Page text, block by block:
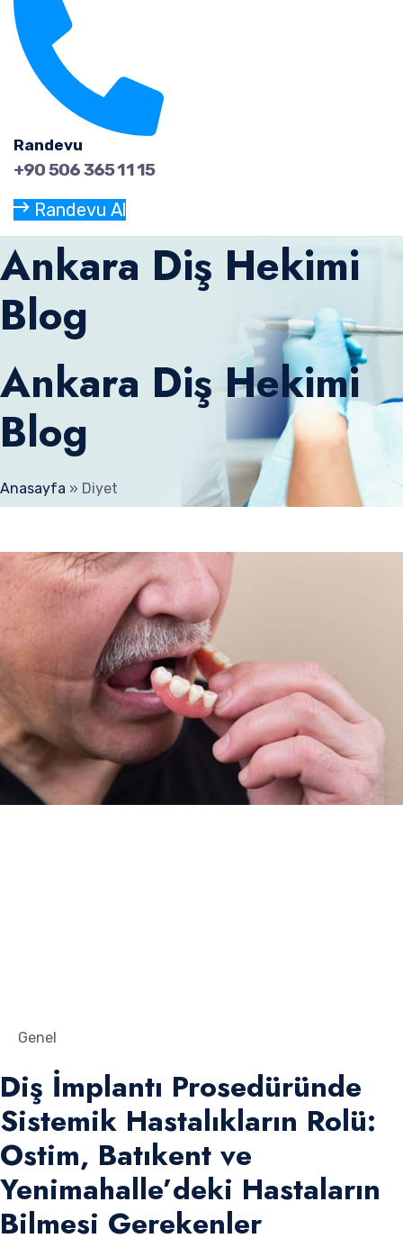
Randevu
+90 506 365 11 15
Randevu Al
Ankara Diş Hekimi
Blog
Ankara Diş Hekimi
Blog
Anasayfa » Diyet
Genel
Diş İmplantı Prosedüründe
Sistemik Hastalıkların Rolü:
Ostim, Batıkent ve
Yenimahalle’deki Hastaların
Bilmesi Gerekenler